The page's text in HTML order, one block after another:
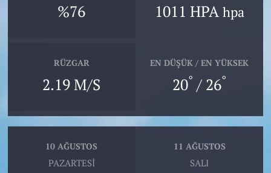
%76 1011 HPA hpa
RÜZGAR
2.19 M/S
EN DÜŞÜK / EN YÜKSEK
20° / 26°
10 AĞUSTOS
PAZARTESI
11 AĞUSTOS
SALI